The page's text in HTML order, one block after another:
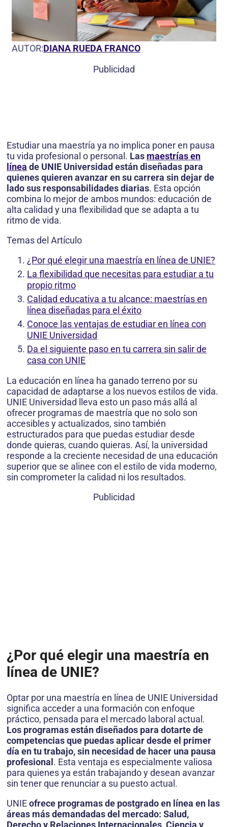
AUTOR:DIANA RUEDA FRANCO
Publicidad
Estudiar una maestría ya no implica poner en pausa
tu vida profesional o personal. Las maestrías en
línea de UNIE Universidad están diseñadas para
quienes quieren avanzar en su carrera sin dejar de
lado sus responsabilidades diarias. Esta opción
combina lo mejor de ambos mundos: educación de
alta calidad y una flexibilidad que se adapta a tu
ritmo de vida.
Temas del Artículo
¿Por qué elegir una maestría en línea de UNIE?
La flexibilidad que necesitas para estudiar a tu
propio ritmo
Calidad educativa a tu alcance: maestrías en
línea diseñadas para el éxito
Conoce las ventajas de estudiar en línea con
UNIE Universidad
Da el siguiente paso en tu carrera sin salir de
casa con UNIE
La educación en línea ha ganado terreno por su
capacidad de adaptarse a los nuevos estilos de vida.
UNIE Universidad lleva esto un paso más allá al
ofrecer programas de maestría que no solo son
accesibles y actualizados, sino también
estructurados para que puedas estudiar desde
donde quieras, cuando quieras. Así, la universidad
responde a la creciente necesidad de una educación
superior que se alinee con el estilo de vida moderno,
sin comprometer la calidad ni los resultados.
Publicidad
¿Por qué elegir una maestría en
línea de UNIE?
Optar por una maestría en línea de UNIE Universidad
significa acceder a una formación con enfoque
práctico, pensada para el mercado laboral actual.
Los programas están diseñados para dotarte de
competencias que puedas aplicar desde el primer
día en tu trabajo, sin necesidad de hacer una pausa
profesional . Esta ventaja es especialmente valiosa
para quienes ya están trabajando y desean avanzar
sin tener que renunciar a su puesto actual.
UNIEofrece programas de postgrado en línea en las
áreas más demandadas del mercado: Salud,
Derecho y Relaciones Internacionales, Ciencia y